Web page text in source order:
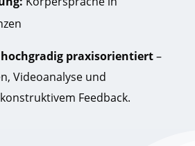
hochgradig praxisorientiert–
Videoanalyse und
Feedback.